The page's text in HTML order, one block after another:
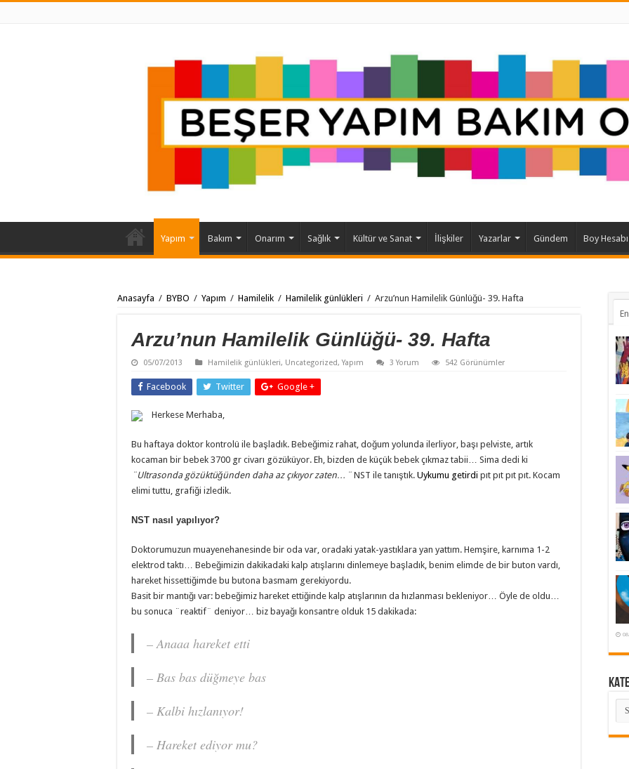
Yapım Bakım Onarım Sağlık Kültür ve Sanat İlişkiler Yazarlar Gündem Boy Hesabı
Anasayfa / BYBO / Yapım / Hamilelik / Hamilelik günlükleri / Arzu’nun Hamilelik Günlüğü- 39. Hafta
Arzu’nun Hamilelik Günlüğü- 39. Hafta
05/07/2013 Hamilelik günlükleri, Uncategorized,Yapım 3 Yorum 542 Görünümler
Facebook Twitter Google +
Herkese Merhaba,
Bu haftaya doktor kontrolü ile başladık. Bebeğimiz rahat, doğum yolunda ilerliyor, başı pelviste, artık
kocaman bir bebek 3700 gr civarı gözüküyor. Eh, bizden de küçük bebek çıkmaz tabii… Sima dedi ki
¨Ultrasonda gözüktüğünden daha az çıkıyor zaten…¨ NST ile tanıştık. Uykumu getirdi pıt pıt pıt pıt. Kocam
elimi tuttu, grafiği izledik.
NST nasıl yapılıyor?
Doktorumuzun muayenehanesinde bir oda var, oradaki yatak-yastıklara yan yattım. Hemşire, karnıma 1-2
elektrod taktı… Bebeğimizin dakikadaki kalp atışlarını dinlemeye başladık, benim elimde de bir buton vardı,
hareket hissettiğimde bu butona basmam gerekiyordu.
Basit bir mantığı var: bebeğimiz hareket ettiğinde kalp atışlarının da hızlanması bekleniyor… Öyle de oldu…
bu sonuca ¨reaktif¨ deniyor… biz bayağı konsantre olduk 15 dakikada:
– Anaaa hareket etti
– Bas bas düğmeye bas
– Kalbi hızlanıyor!
– Hareket ediyor mu?